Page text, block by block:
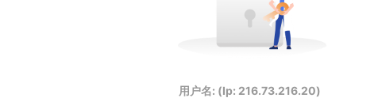
用户名: (Ip: 216.73.216.20)